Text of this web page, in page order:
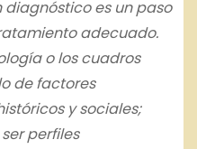
diagnóstico es un paso
adecuado.
o los cuadros
de factores
y sociales;
perfiles